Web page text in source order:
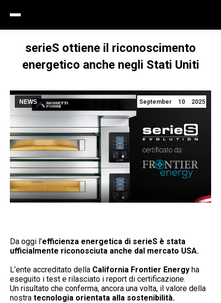
serieS ottiene il riconoscimento
energetico anche negli Stati Uniti
NEWS September 10 2025
Da oggi l’efficienza energetica di serieS è stata
ufficialmente riconosciuta anche dal mercato USA.
L’ente accreditato della California Frontier Energy ha
eseguito i test e rilasciato i report di certificazione.
Un risultato che conferma, ancora una volta, il valore della
nostra tecnologia orientata alla sostenibilità.